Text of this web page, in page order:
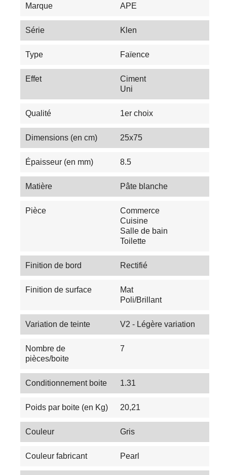
Marque APE
Série Klen
Type Faïence
Effet
Ciment
Uni
Qualité 1er choix
Dimensions (en cm) 25x75
Épaisseur (en mm) 8.5
Matière Pâte blanche
Pièce
Commerce
Cuisine
Salle de bain
Toilette
Finition de bord Rectifié
Finition de surface
Mat
Poli/Brillant
Variation de teinte V2 - Légère variation
Nombre de
pièces/boite
7
Conditionnement boite 1.31
Poids par boite (en Kg) 20,21
Couleur Gris
Couleur fabricant Pearl